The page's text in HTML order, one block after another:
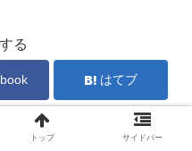
る
はてブ
コピー
トップ サイドバー